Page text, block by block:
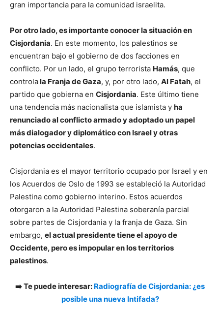
gran importancia para la comunidad israelita.
Por otro lado, es importante conocer la situación en
Cisjordania. En este momento, los palestinos se
encuentran bajo el gobierno de dos facciones en
conflicto. Por un lado, el grupo terrorista Hamás, que
controlala Franja de Gaza, y, por otro lado, Al Fatah, el
partido que gobierna en Cisjordania. Este último tiene
una tendencia más nacionalista que islamista y ha
renunciado al conflicto armado y adoptado un papel
más dialogador y diplomático con Israel y otras
potencias occidentales.
Cisjordania es el mayor territorio ocupado por Israel y en
los Acuerdos de Oslo de 1993 se estableció la Autoridad
Palestina como gobierno interino. Estos acuerdos
otorgaron a la Autoridad Palestina soberanía parcial
sobre partes de Cisjordania y la franja de Gaza. Sin
embargo, el actual presidente tiene el apoyo de
Occidente, pero es impopular en los territorios
palestinos.
➡️ Te puede interesar: Radiografía de Cisjordania: ¿es
posible una nueva Intifada?